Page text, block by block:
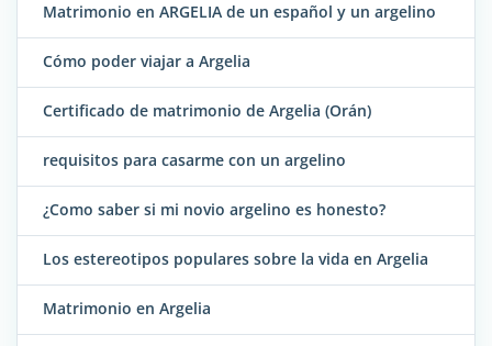
Matrimonio en ARGELIA de un español y un argelino
Cómo poder viajar a Argelia
Certificado de matrimonio de Argelia (Orán)
requisitos para casarme con un argelino
¿Como saber si mi novio argelino es honesto?
Los estereotipos populares sobre la vida en Argelia
Matrimonio en Argelia